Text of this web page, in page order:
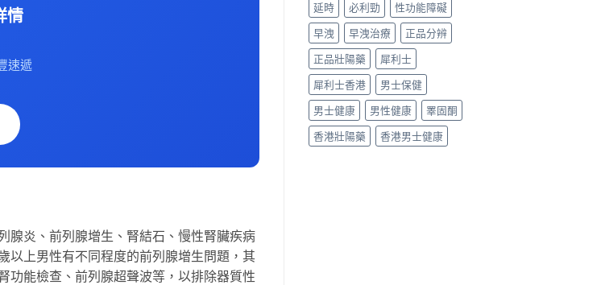
情
速遞
腺炎、前列腺增生、腎結石、慢性腎臟疾病
以上男性有不同程度的前列腺增生問題，其
功能檢查、前列腺超聲波等，以排除器質性
延時
必利勁
性功能障礙
早洩
早洩治療
正品分辨
正品壯陽藥
犀利士
犀利士香港
男士保健
男士健康
男性健康
睪固酮
香港壯陽藥
香港男士健康